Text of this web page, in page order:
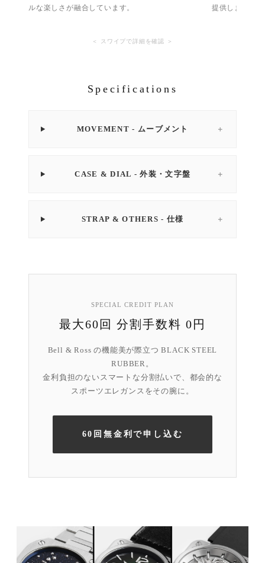
ルな楽しさが融合しています。
提供します。
＜ スワイプで詳細を確認 ＞
Specifications
MOVEMENT - ムーブメント ＋
CASE & DIAL - 外装・文字盤 ＋
STRAP & OTHERS - 仕様 ＋
SPECIAL CREDIT PLAN
最大60回 分割手数料 0円
Bell & Ross の機能美が際立つ BLACK STEEL
RUBBER。
金利負担のないスマートな分割払いで、都会的な
スポーツエレガンスをその腕に。
60回無金利で申し込む